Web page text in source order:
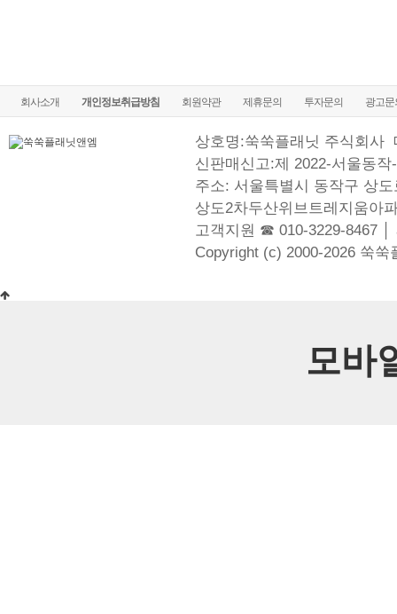
회사소개 개인정보취급방침 회원약관 제휴문의 투자문의 광고문
상호명:쑥쑥플래닛 주식회사
신판매신고:제 2022-서울동작
주소: 서울특별시 동작구 상
상도2차두산위브트레지움아
고객지원 ☎ 010-3229-8467 │
Copyright (c) 2000-2026 쑥
모바